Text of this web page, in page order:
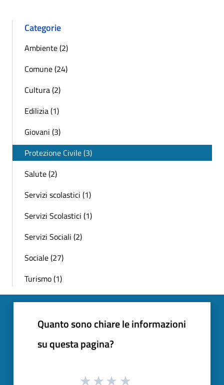
Categorie
Ambiente (2)
Comune (24)
Cultura (2)
Edilizia (1)
Giovani (3)
Protezione Civile (3)
Salute (2)
Servizi scolastici (1)
Servizi Scolastici (1)
Servizi Sociali (2)
Sociale (27)
Turismo (1)
Quanto sono chiare le informazioni
su questa pagina?